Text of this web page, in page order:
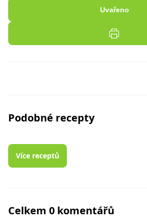
Uvařeno
Podobné recepty
Více receptů
Celkem 0 komentářů